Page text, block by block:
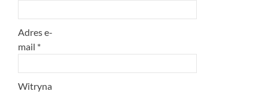
Adres e-
mail *
Witryna